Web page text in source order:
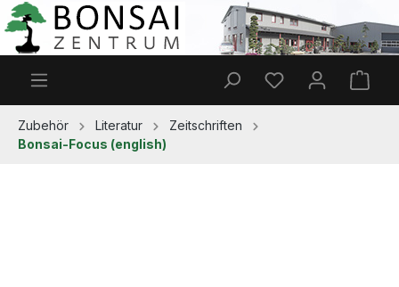
Zum Hauptinhalt springen
Du hast 0
Zubehör Literatur
Zeitschriften
Bonsai-Focus (english)